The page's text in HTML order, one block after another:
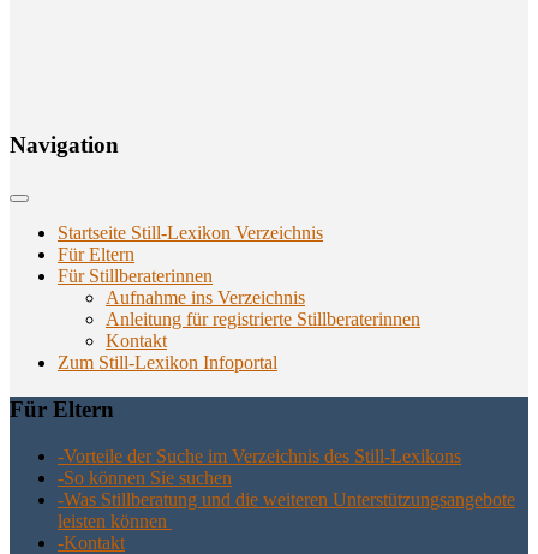
Navi­ga­ti­on
Startseite Still-Lexikon Verzeichnis
Für Eltern
Für Stillberaterinnen
Aufnahme ins Verzeichnis
Anlei­tung für regis­trier­te Stillberaterinnen
Kon­takt
Zum Still-Lexikon Infoportal
Für Eltern
-Vor­tei­le der Suche im Ver­zeich­nis des Still-Lexikons
-So kön­nen Sie suchen
-Was Still­be­ra­tung und die wei­te­ren Unter­stüt­zungs­an­ge­bo­te
leis­ten können
-Kon­takt